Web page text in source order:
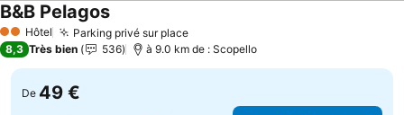
2 Étoiles
Hôtel Parking privé sur placeConsulter les prix
B&B PelagosConsulter les prix
8,3 Très bien 536 à 9.0 km de : Scopello
De 49 €